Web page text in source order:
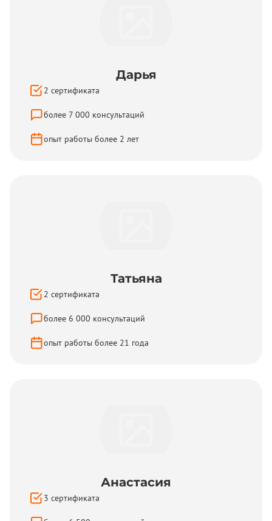
Дарья
2 сертификата
более 7 000 консультаций
опыт работы более 2 лет
Татьяна
2 сертификата
более 6 000 консультаций
опыт работы более 21 года
Анастасия
3 сертификата